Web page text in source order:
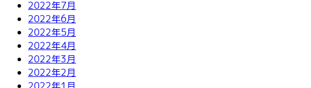
2022年7月
2022年6月
2022年5月
2022年4月
2022年3月
2022年2月